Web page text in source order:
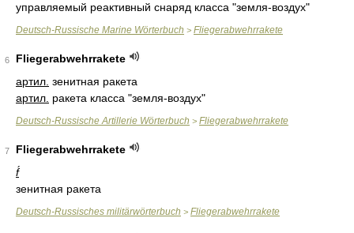
управляемый реактивный снаряд класса "земля-воздух"
Deutsch-Russische Marine Wörterbuch > Fliegerabwehrrakete
6
Fliegerabwehrrakete
артил. зенитная ракета
артил. ракета класса "земля-воздух"
Deutsch-Russische Artillerie Wörterbuch > Fliegerabwehrrakete
7
Fliegerabwehrrakete
f́
зенитная ракета
Deutsch-Russisches militärwörterbuch > Fliegerabwehrrakete